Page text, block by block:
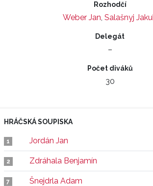
Rozhodčí
Weber Jan, Salašnyj
Delegát
–
Počet diváků
30
HRÁČSKÁ SOUPISKA
1 Jordán Jan
2 Zdráhala Benjamín
7 Šnejdrla Adam